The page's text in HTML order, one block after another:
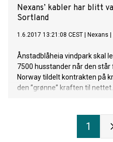
Nexans’ kabler har blitt
Sortland
1.6.2017 13:21:08 CEST Nexans
Ånstadblåheia vindpark skal
7500 husstander når den står
Norway tildelt kontrakten på
den ”grønne” kraften til nettet.
1